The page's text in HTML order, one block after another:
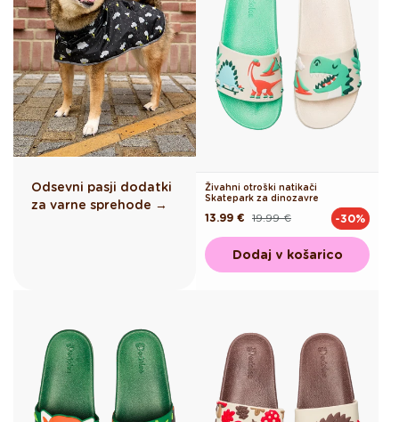
Odsevni pasji dodatki
za varne sprehode →
Živahni otroški natikači
Skatepark za dinozavre
Redna
19.99 €
Akcijska
13.99 € -30%
Dodaj v košarico